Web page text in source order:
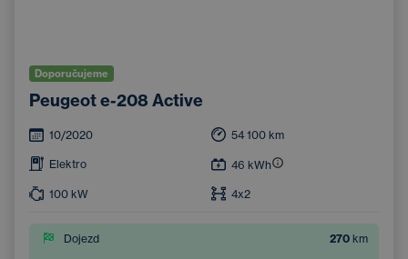
Doporučujeme
Peugeot e-208 Active
10/2020 54 100 km
Elektro 46 kWh
100 kW 4x2
Dojezd 270 km